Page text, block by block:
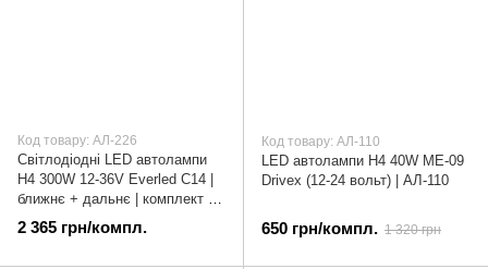
Код товару: АЛ-226
Світлодіодні LED автолампи
H4 300W 12-36V Everled C14 |
ближнє + дальнє | комплект 2
шт | АЛ-226
2 365 грн/компл.
Код товару: АЛ-110
LED автолампи H4 40W ME-09
Drivex (12-24 вольт) | АЛ-110
650 грн/компл. 1 320 грн